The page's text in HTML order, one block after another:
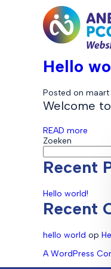
Hello
Posted on
Welcome
READ more
Zoeken
Recent
Hello world!
Recent
hello world op
A WordPress